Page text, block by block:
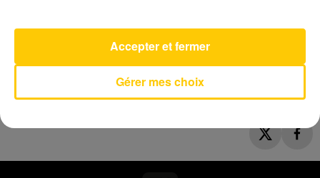
SOMBR
Gérer mes choix
Accepter et fermer